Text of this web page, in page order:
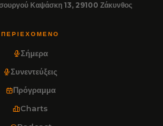
Καψάσκη 13, 29100 Ζάκυνθος
ΠΕΡΙΕΧΌΜΕΝΟ
Σήμερα
Συνεντεύξεις
Πρόγραμμα
Charts